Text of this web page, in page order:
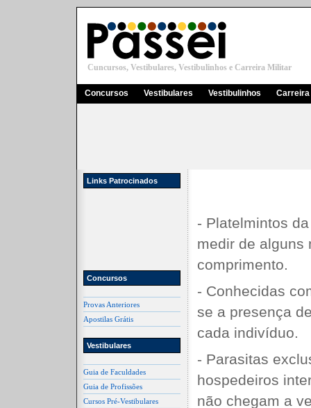
Cuncursos, Vestibulares, Vestibulinhos e Carreira Militar
Concursos Vestibulares Vestibulinhos
Links Patrocinados
Concursos
Provas Anteriores
Apostilas Grátis
Vestibulares
Guia de Faculdades
Guia de Profissões
Cursos Pré-Vestibulares
- Platelmintos
medir de alguns
comprimento.
- Conhecidas
se a presença
cada indivíduo.
- Parasitas
hospedeiros
não chegam a